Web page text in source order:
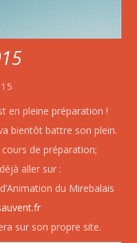
en pleine préparation !
bientôt battre son plein.
de préparation;
aller sur :
du Mirebalais
sur son propre site.